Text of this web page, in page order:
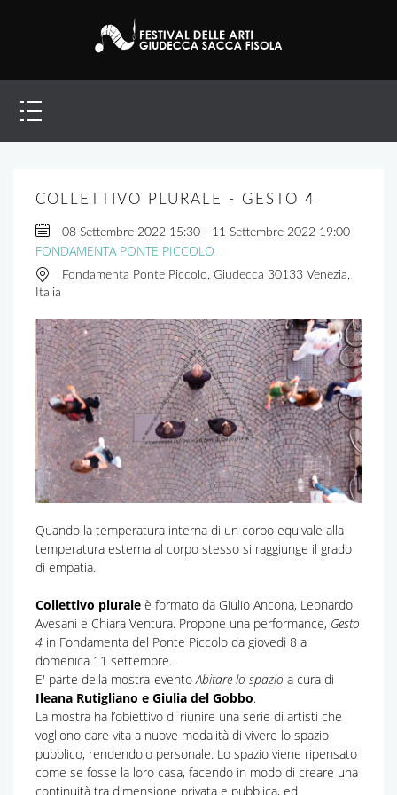
COLLETTIVO PLURALE - GESTO 4
08 Settembre 2022 15:30 - 11 Settembre 2022 19:00
FONDAMENTA PONTE PICCOLO
Fondamenta Ponte Piccolo, Giudecca 30133 Venezia,
Italia
Quando la temperatura interna di un corpo equivale alla
temperatura esterna al corpo stesso si raggiunge il grado
di empatia.
Collettivo plurale è formato da Giulio Ancona, Leonardo
Avesani e Chiara Ventura. Propone una performance, Gesto
4 in Fondamenta del Ponte Piccolo da giovedì 8 a
domenica 11 settembre.
E' parte della mostra-eventoAbitare lo spazio a cura di
Ileana Rutigliano e Giulia del Gobbo.
La mostra ha l’obiettivo di riunire una serie di artisti che
vogliono dare vita a nuove modalità di vivere lo spazio
pubblico, rendendolo personale. Lo spazio viene ripensato
come se fosse la loro casa, facendo in modo di creare una
continuità tra dimensione privata e pubblica, ed